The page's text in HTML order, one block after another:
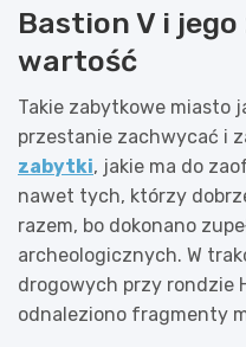
Bastion V i
wartość
Takie zabytkowe miasto
przestanie zachwycać i
zabytki, jakie ma do
nawet tych, którzy
razem, bo dokonano
archeologicznych. W
drogowych przy rondzie
odnaleziono fragmenty